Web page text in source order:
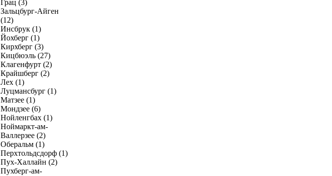
Грац (3)
Зальцбург-Айген
(12)
Инсбрук (1)
Йохберг (1)
Кирхберг (3)
Кицбюэль (27)
Клагенфурт (2)
Крайшберг (2)
Лех (1)
Луцмансбург (1)
Матзее (1)
Мондзее (6)
Нойленгбах (1)
Ноймаркт-ам-
Валлерзее (2)
Оберальм (1)
Перхтольдсдорф (1)
Пух-Халлайн (2)
Пухберг-ам-